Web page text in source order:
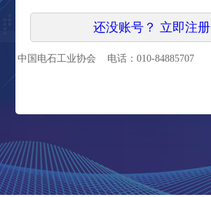
还没账号？ 立即注册
中国电石工业协会 电话：010-84885707